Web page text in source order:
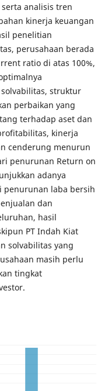
analisis tren
kinerja keuangan
penelitian
perusahaan berada
ratio di atas 100%,
struktur
perbaikan yang
terhadap aset dan
kinerja
cenderung menurun
penurunan Return on
adanya
penurunan laba bersih
dan
hasil
PT Indah Kiat
solvabilitas yang
masih perlu
tingkat